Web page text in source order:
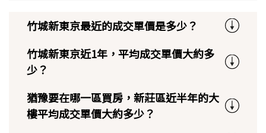
竹城新東京最近的成交單價是多少？
竹城新東京近1年，平均成交單價大約多
少？
猶豫要在哪一區買房，新莊區近半年的大
樓平均成交單價大約多少？